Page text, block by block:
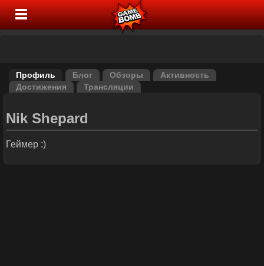
Профиль Блог Обзоры
Активность
Достижения
Трансляции
Nik Shepard
Геймер :)